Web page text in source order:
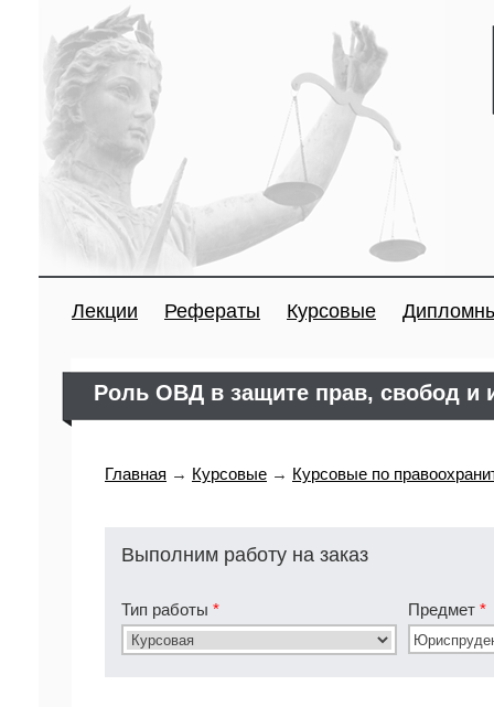
Лекции Рефераты Курсовые
Роль ОВД в защите прав, свобод и
Главная → Курсовые → Курсовые по
Выполним работу на заказ
Тип работы * Предмет *